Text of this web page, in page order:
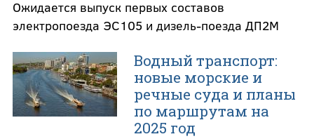
Ожидается выпуск первых составов
электропоезда ЭС105 и дизель-поезда ДП2М
Водный транспорт:
новые морские и
речные суда и планы
по маршрутам на
2025 год